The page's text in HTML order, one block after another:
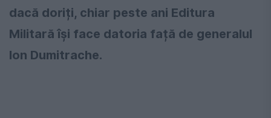
dacă doriți, chiar peste ani Editura
Militară își face datoria față de generalul
Ion Dumitrache.